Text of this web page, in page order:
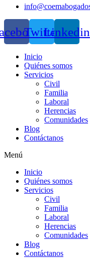
TwitterLinkedin
Inicio
Quiénes somos
Servicios
Civil
Familia
Laboral
Herencias
Comunidades
Blog
Contáctanos
Menú
Inicio
Quiénes somos
Servicios
Civil
Familia
Laboral
Herencias
Comunidades
Blog
Contáctanos